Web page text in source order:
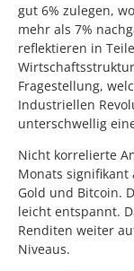
gut 6% zulegen,
mehr als 7%
reflektieren in
Fragestellung,
Industriellen
unterschwellig
Nicht korrelierte
Monats signifikant
Gold und Bitcoin.
leicht entspannt.
Renditen weiter
Niveaus.